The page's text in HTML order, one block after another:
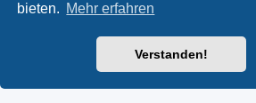
bieten. Mehr erfahren
Verstanden!